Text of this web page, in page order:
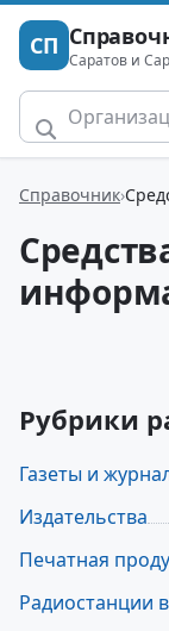
СП Саратов и
Справочник
Рубрики
Газеты и
Издательства
Печатная
Радиостанции